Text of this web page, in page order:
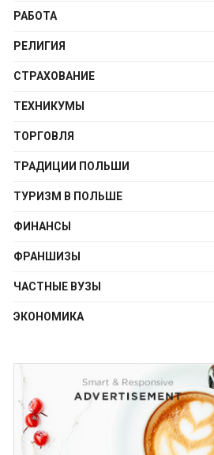
РАБОТА
РЕЛИГИЯ
СТРАХОВАНИЕ
ТЕХНИКУМЫ
ТОРГОВЛЯ
ТРАДИЦИИ ПОЛЬШИ
ТУРИЗМ В ПОЛЬШЕ
ФИНАНСЫ
ФРАНШИЗЫ
ЧАСТНЫЕ ВУЗЫ
ЭКОНОМИКА